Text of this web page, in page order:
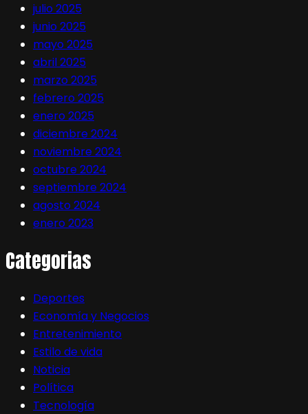
julio 2025
junio 2025
mayo 2025
abril 2025
marzo 2025
febrero 2025
enero 2025
diciembre 2024
noviembre 2024
octubre 2024
septiembre 2024
agosto 2024
enero 2023
Categorias
Deportes
Economía y Negocios
Entretenimiento
Estilo de vida
Noticia
Política
Tecnología